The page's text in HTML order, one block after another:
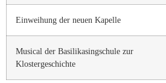
Einweihung der neuen Kapelle
Musical der Basilikasingschule zur
Klostergeschichte